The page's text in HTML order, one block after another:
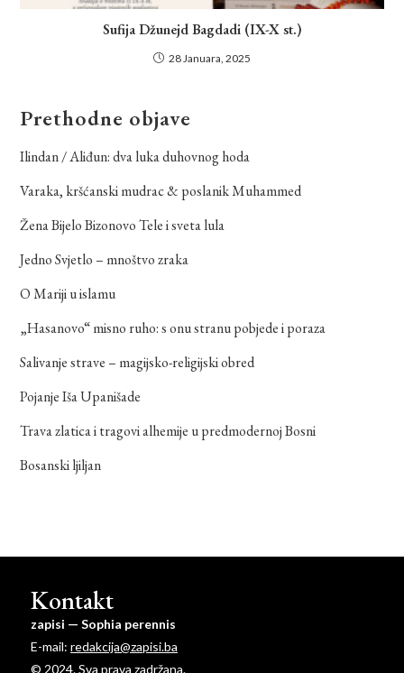
Sufija Džunejd Bagdadi (IX-X st.)
28 Januara, 2025
Prethodne objave
Ilindan / Aliđun: dva luka duhovnog hoda
Varaka, kršćanski mudrac & poslanik Muhammed
Žena Bijelo Bizonovo Tele i sveta lula
Jedno Svjetlo – mnoštvo zraka
O Mariji u islamu
„Hasanovo“ misno ruho: s onu stranu pobjede i poraza
Salivanje strave – magijsko-religijski obred
Pojanje Iša Upanišade
Trava zlatica i tragovi alhemije u predmodernoj Bosni
Bosanski ljiljan
Kontakt
zapisi — Sophia perennis
E-mail: redakcija@zapisi.ba
© 2024. Sva prava zadržana.